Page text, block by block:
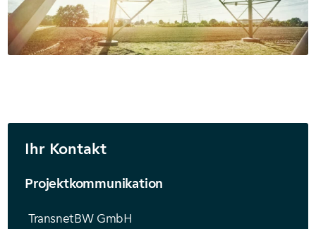
Ihr Kontakt
Projektkommunikation
TransnetBW GmbH